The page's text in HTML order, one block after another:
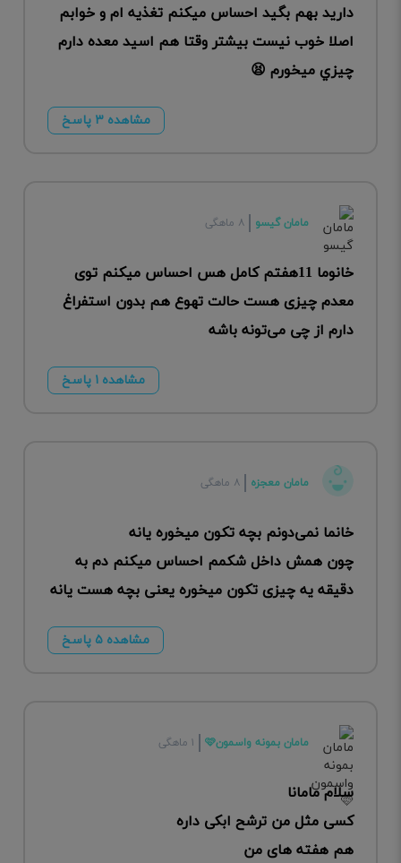
داريد بهم بگيد احساس ميكنم تغذيه ام و خوابم
اصلا خوب نيست بيشتر وقتا هم اسيد معده دارم
چيزي ميخورم 😫
مشاهده ۳ پاسخ
مامان گیسو ۸ ماهگی
خانوما 11هفتم کامل هس احساس میکنم توی
معدم چیزی هست حالت تهوع هم بدون استفراغ
دارم از چی می‌تونه باشه
مشاهده ۱ پاسخ
مامان معجزه ۸ ماهگی
خانما نمی‌دونم بچه تکون میخوره یانه
چون همش داخل شکمم احساس میکنم دم به
دقیقه یه چیزی تکون میخوره یعنی بچه هست یانه
مشاهده ۵ پاسخ
مامان بمونه واسمون🩷 ۱ ماهگی
سلام مامانا
کسی مثل من ترشح ابکی داره
هم هفته های من